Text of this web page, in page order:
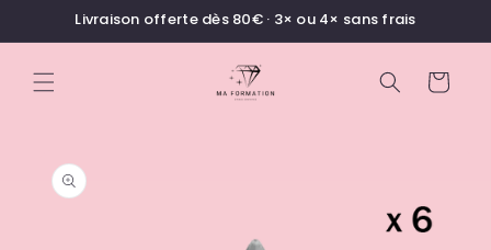
passer
au
Livraison offerte dès 80€ · 3× ou 4× sans frais
Panier
informations
produits